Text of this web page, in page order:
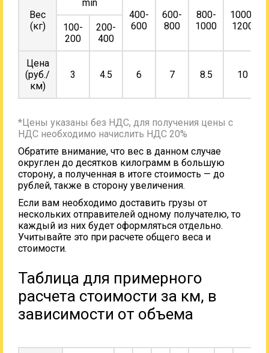
Вес
(кг)
min
400-
600
600-
800
800-
1000
1000-
1200
100-
200
200-
400
Цена
(руб./
км)
3 4.5 6 7 8.5 10
*Цены указаны без НДС, для получения цены с
НДС необходимо начислить НДС 20%
Обратите внимание, что вес в данном случае
округлен до десятков килограмм в большую
сторону, а полученная в итоге стоимость — до
рублей, также в сторону увеличения.
Если вам необходимо доставить грузы от
нескольких отправителей одному получателю, то
каждый из них будет оформляться отдельно.
Учитывайте это при расчете общего веса и
стоимости.
Таблица для примерного
расчета стоимости за км, в
зависимости от объема